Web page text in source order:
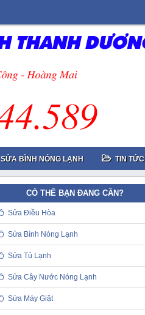
SỬA BÌNH NÓNG LẠNH TIN TỨC
CÓ THỂ BẠN ĐANG CẦN?
Sửa Điều Hòa
Sửa Bình Nóng Lạnh
Sửa Tủ Lạnh
Sửa Cây Nước Nóng Lạnh
Sửa Máy Giặt